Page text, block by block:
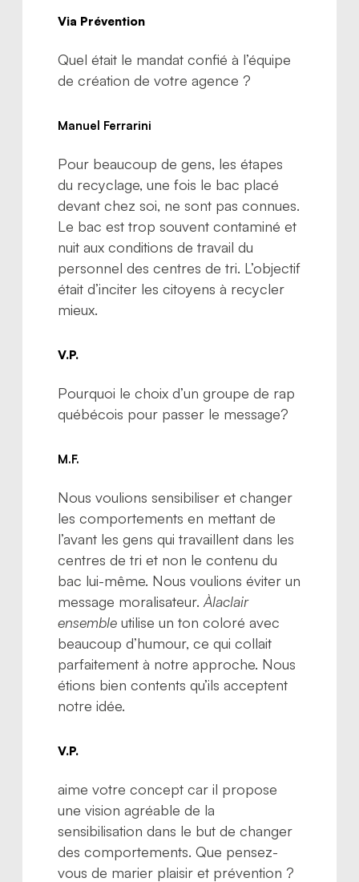
Via Prévention
Quel était le mandat confié à l’équipe
de création de votre agence ?
Manuel Ferrarini
Pour beaucoup de gens, les étapes
du recyclage, une fois le bac placé
devant chez soi, ne sont pas connues.
Le bac est trop souvent contaminé et
nuit aux conditions de travail du
personnel des centres de tri. L’objectif
était d’inciter les citoyens à recycler
mieux.
V.P.
Pourquoi le choix d’un groupe de rap
québécois pour passer le message?
M.F.
Nous voulions sensibiliser et changer
les comportements en mettant de
l’avant les gens qui travaillent dans les
centres de tri et non le contenu du
bac lui-même. Nous voulions éviter un
message moralisateur.Àlaclair
ensemble utilise un ton coloré avec
beaucoup d’humour, ce qui collait
parfaitement à notre approche. Nous
étions bien contents qu’ils acceptent
notre idée.
V.P.
aime votre concept car il propose
une vision agréable de la
sensibilisation dans le but de changer
des comportements. Que pensez-
vous de marier plaisir et prévention ?